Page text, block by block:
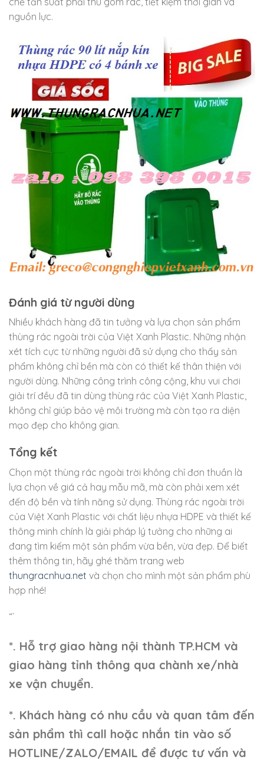
nguồn lực.
Đánh giá từ người dùng
Nhiều khách hàng đã tin tưởng và lựa chọn sản phẩm
thùng rác ngoài trời của Việt Xanh Plastic. Những nhận
xét tích cực từ những người đã sử dụng cho thấy sản
phẩm không chỉ bền mà còn có thiết kế thân thiện với
người dùng. Những công trình công cộng, khu vui chơi
giải trí đều đã tin dùng thùng rác của Việt Xanh Plastic,
không chỉ giúp bảo vệ môi trường mà còn tạo ra diện
mạo đẹp cho không gian.
Tổng kết
Chọn một thùng rác ngoài trời không chỉ đơn thuần là
lựa chọn về giá cả hay mẫu mã, mà còn phải xem xét
đến độ bền và tính năng sử dụng. Thùng rác ngoài trời
của Việt Xanh Plastic với chất liệu nhựa HDPE và thiết kế
thông minh chính là giải pháp lý tưởng cho những ai
đang tìm kiếm một sản phẩm vừa bền, vừa đẹp. Để biết
thêm thông tin, hãy ghé thăm trang web
thungracnhua.net và chọn cho mình một sản phẩm phù
hợp nhé!
“`
*. Hỗ trợ giao hàng nội thành TP.HCM và
giao hàng tỉnh thông qua chành xe/nhà
xe vận chuyển.
*. Khách hàng có nhu cầu và quan tâm đến
sản phẩm thì call hoặc nhắn tin vào số
HOTLINE/ZALO/EMAIL để được tư vấn và